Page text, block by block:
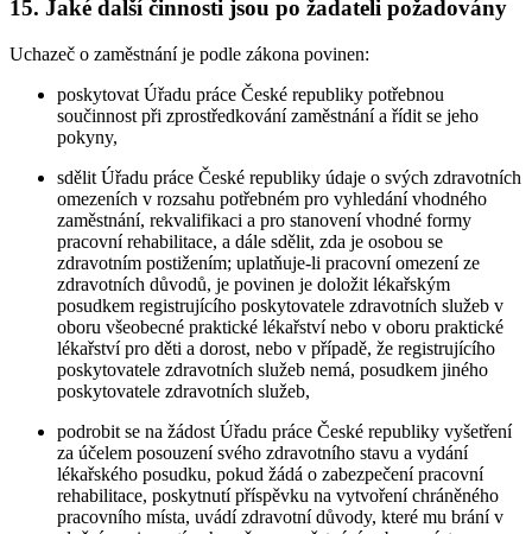
15. Jaké další činnosti jsou po žadateli požadovány
Uchazeč o zaměstnání je podle zákona povinen:
poskytovat Úřadu práce České republiky potřebnou
součinnost při zprostředkování zaměstnání a řídit se jeho
pokyny,
sdělit Úřadu práce České republiky údaje o svých zdravotních
omezeních v rozsahu potřebném pro vyhledání vhodného
zaměstnání, rekvalifikaci a pro stanovení vhodné formy
pracovní rehabilitace, a dále sdělit, zda je osobou se
zdravotním postižením; uplatňuje-li pracovní omezení ze
zdravotních důvodů, je povinen je doložit lékařským
posudkem registrujícího poskytovatele zdravotních služeb v
oboru všeobecné praktické lékařství nebo v oboru praktické
lékařství pro děti a dorost, nebo v případě, že registrujícího
poskytovatele zdravotních služeb nemá, posudkem jiného
poskytovatele zdravotních služeb,
podrobit se na žádost Úřadu práce České republiky vyšetření
za účelem posouzení svého zdravotního stavu a vydání
lékařského posudku, pokud žádá o zabezpečení pracovní
rehabilitace, poskytnutí příspěvku na vytvoření chráněného
pracovního místa, uvádí zdravotní důvody, které mu brání v